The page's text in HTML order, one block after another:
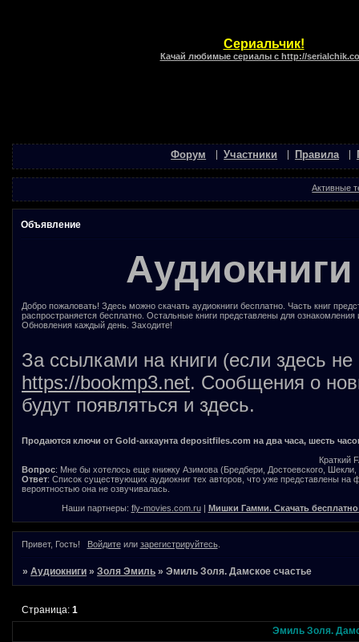
Сериальчик!
Качай любимые сериалы с http://
Форум Участники Правила
Активные
Объявление
Добро пожаловать! Здесь можно скачать аудиокниги бесплатно. Часть книг
распространяется бесплатно. Остальные книги представлены для
Обновления каждый день. Заходите!
За ссылками на книги (если здесь
https://bookmp3.net. Сообщения о
будут появляться и здесь.
Продаются ключи от Gold-аккаунта depositfiles.com на два часа, шесть
Краткий
Вопрос: Мне бы хотелось еще книжку Азимова (Бредбери, Достоевского, Шекли,
Ответ: Список существующих аудиокниг тех авторов, что уже представлены на
вероятностью она не озвучивалась.
Наши партнеры: fly-movies.com.ru| Мишки Гамми. Скачать
Привет, Гость! Войдитеили зарегистрируйтесь.
»Аудиокниги »Золя Эмиль »Эмиль Золя. Дамское счастье
Эмиль Золя.
Страница:1